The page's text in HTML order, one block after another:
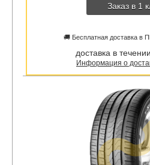
Заказ в 1
🚚 Бесплатная доставка в
доставка в течении
Информация о